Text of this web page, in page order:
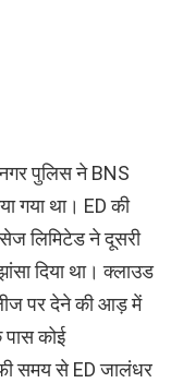
पुलिस ने BNS
गया था। ED की
लिमिटेड ने दूसरी
दिया था। क्लाउड
पर देने की आड़ में
पास कोई
समय से ED जालंधर